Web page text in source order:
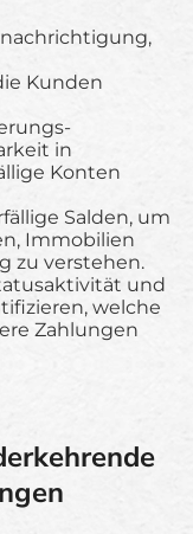
Kunden
in
Konten
Salden, um
Immobilien
zu verstehen.
und
welche
Zahlungen